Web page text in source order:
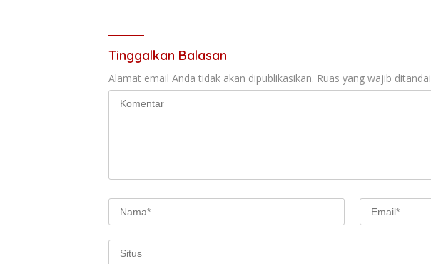
Tinggalkan Balasan
Alamat email Anda tidak akan dipublikasikan. Ruas yang wajib ditandai